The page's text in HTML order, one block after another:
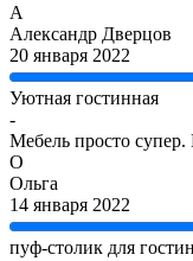
А
Александр Дверцов
20 января 2022
Уютная гостинная
-
Мебель просто супер.
О
Ольга
14 января 2022
пуф-столик для